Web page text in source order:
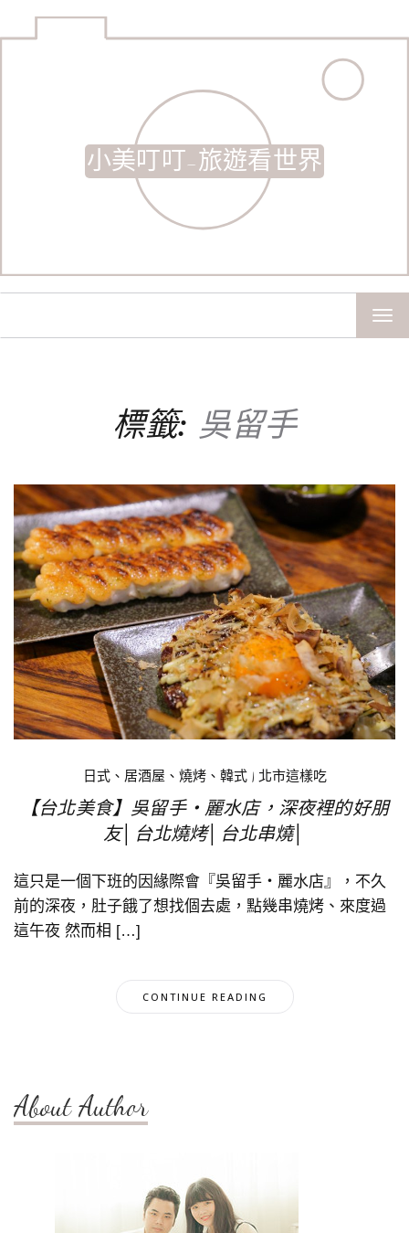
小美叮叮-旅遊看世界
標籤: 吳留手
日式、居酒屋、燒烤、韓式| 北市這樣吃
【台北美食】吳留手‧麗水店，深夜裡的好朋
友│台北燒烤│台北串燒│
這只是一個下班的因緣際會『吳留手‧麗水店』，不久
前的深夜，肚子餓了想找個去處，點幾串燒烤、來度過
這午夜 然而相 […]
CONTINUE READING
About Author